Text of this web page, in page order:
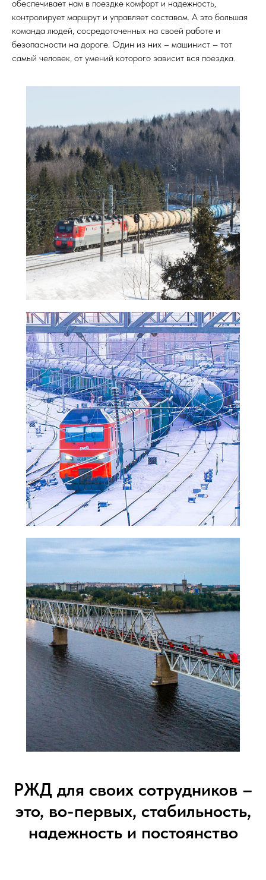
обеспечивает нам в поездке комфорт и надежность,
контролирует маршрут и управляет составом. А это большая
команда людей, сосредоточенных на своей работе и
безопасности на дороге. Один из них – машинист – тот
самый человек, от умений которого зависит вся поездка.
РЖД для своих сотрудников –
это, во-первых, стабильность,
надежность и постоянство